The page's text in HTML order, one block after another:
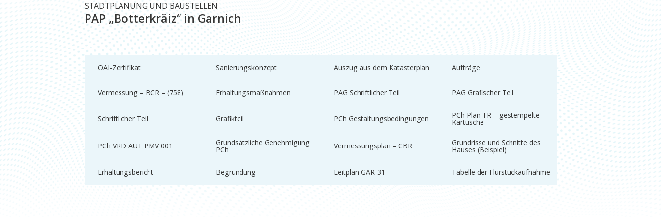
PAP „Botterkräiz“ in Garnich
STADTPLANUNG UND BAUSTELLEN
OAI-Zertifikat Sanierungskonzept Auszug aus dem Katasterplan Aufträge
Vermessung – BCR – (758) Erhaltungsmaßnahmen PAG Schriftlicher Teil PAG Grafischer Teil
Schriftlicher Teil Grafikteil PCh Gestaltungsbedingungen PCh Plan TR – gestempelte
Kartusche
PCh VRD AUT PMV 001 Grundsätzliche Genehmigung
PCh Vermessungsplan – CBR Grundrisse und Schnitte des
Hauses (Beispiel)
Erhaltungsbericht Begründung Leitplan GAR-31 Tabelle der Flurstückaufnahme